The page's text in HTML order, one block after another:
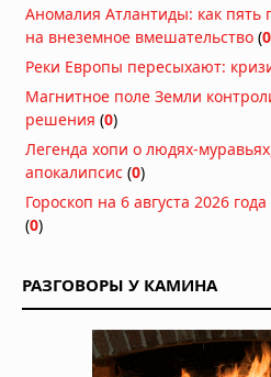
01.08.2026 в
4,7 у
отключения
01.08.2026 в
заполняется
перезарядки
одному
31.07.2026 в
Лесные
Аномалия Атлантиды: как пять
на внеземное вмешательство (0
Реки Европы пересыхают:
Магнитное поле Земли
решения (0)
Легенда хопи о людях-
апокалипсис (0)
Гороскоп на 6 августа 2026
(0)
РАЗГОВОРЫ У КАМИНА